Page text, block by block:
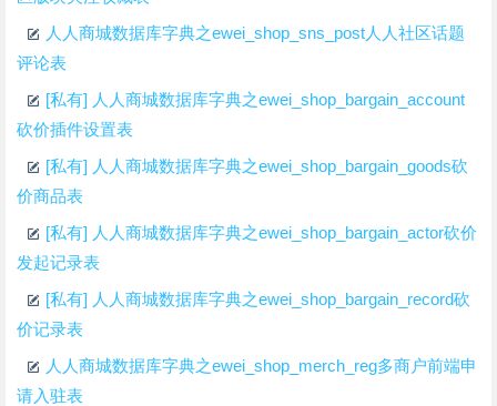
人人商城数据库字典之ewei_shop_sns_post人人社区话题
评论表
[私有] 人人商城数据库字典之ewei_shop_bargain_account
砍价插件设置表
[私有] 人人商城数据库字典之ewei_shop_bargain_goods砍
价商品表
[私有] 人人商城数据库字典之ewei_shop_bargain_actor砍价
发起记录表
[私有] 人人商城数据库字典之ewei_shop_bargain_record砍
价记录表
人人商城数据库字典之ewei_shop_merch_reg多商户前端申
请入驻表